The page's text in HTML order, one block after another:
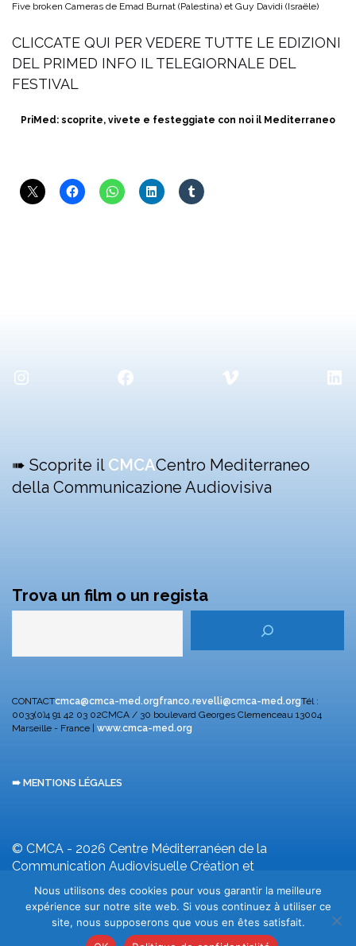
Five broken Cameras de Emad Burnat (Palestina) et Guy Davidi (Israële)
CLICCATE QUI PER VEDERE TUTTE LE EDIZIONI
DEL PRIMED INFO IL TELEGIORNALE DEL
FESTIVAL
PriMed: scoprite, vivete e festeggiate con noi il Mediterraneo
Instagram Facebook Vimeo
➠ Scoprite il CMCACentro Mediterraneo
della Communicazione Audiovisiva
Trova un film o un regista
CONTACTcmca@cmca-med.orgfranco.revelli@cmca-med.orgTél :
0033(0)4 91 42 03 02CMCA / 30 boulevard Georges Clemenceau 13004
Marseille - France | www.cmca-med.org
➠ MENTIONS LÉGALES
© CMCA - 2026 Centre Méditerranéen de la
Communication Audiovisuelle Création et
développement F. Revelli
Nous utilisons des cookies pour vous garantir la meilleure
expérience sur notre site web. Si vous continuez à utiliser ce
site, nous supposerons que vous en êtes satisfait.